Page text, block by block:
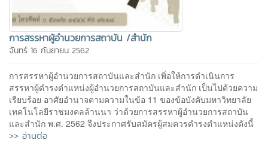
การสรรหาผู้อำนวยการสถาบัน /สำนัก
จันทร์ 16 กันยายน 2562
การสรรหาผู้อำนวยการสถาบันและสำนัก เพิ่อให้การดำเนินการ
สรรหาผู้ดำรงตำแหน่งผู้อำนวยการสถาบันและสำนัก เป็นไปด้วยความ
เรียบร้อย อาศัยอำนาจตามความในข้อ 11 ของข้อบังคับมหาวิทยาลัย
เทคโนโลยีราชมงคลล้านนา ว่าด้วยการสรรหาผู้อำนวยการสถาบัน
และสำนัก พ.ศ. 2562 จึงประกาศรับสมัครผู้สมควรดำรงตำแหน่งดังนี้
>> อ่านต่อ